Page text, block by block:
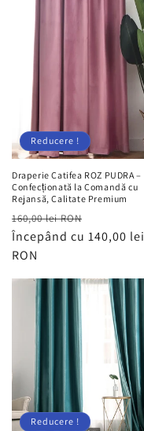
Reducere !
Draperie Catifea ROZ PUDRA –
Confecționată la Comandă cu
Rejansă, Calitate Premium
Preț
obișnuit
160,00 lei RON
redus
Începând cu 140,00 lei
RON
Reducere !